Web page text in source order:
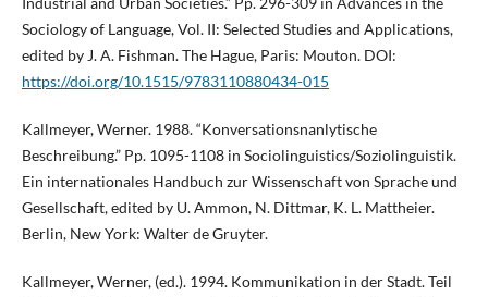
Sociology of Language, Vol. II: Selected Studies and Applications,
edited by J. A. Fishman. The Hague, Paris: Mouton. DOI:
https://doi.org/10.1515/9783110880434-015
Kallmeyer, Werner. 1988. “Konversationsnanlytische
Beschreibung.” Pp. 1095-1108 in Sociolinguistics/Soziolinguistik.
Ein internationales Handbuch zur Wissenschaft von Sprache und
Gesellschaft, edited by U. Ammon, N. Dittmar, K. L. Mattheier.
Berlin, New York: Walter de Gruyter.
Kallmeyer, Werner, (ed.). 1994. Kommunikation in der Stadt. Teil